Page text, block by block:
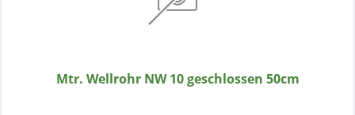
Mtr. Wellrohr NW 10 geschlossen 50cm